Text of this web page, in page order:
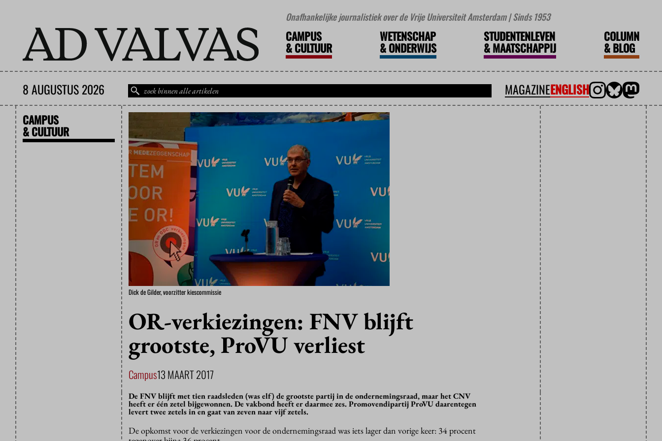
Onafhankelijke journalistiek over de Vrije Universiteit Amsterdam | Sinds 1953
CAMPUS
&CULTUUR
WETENSCHAP
&ONDERWIJS
STUDENTENLEVEN
&MAATSCHAPPIJ
COLUMN
&BLOG
8 AUGUSTUS 2026 MAGAZINEENGLISH
CAMPUS
& CULTUUR
Dick de Gilder, voorzitter kiescommissie
OR-verkiezingen: FNV blijft
grootste, ProVU verliest
Campus13 MAART 2017
De FNV blijft met tien raadsleden (was elf) de grootste partij in de ondernemingsraad, maar het CNV
heeft er één zetel bijgewonnen. De vakbond heeft er daarmee zes. Promovendipartij ProVU daarentegen
levert twee zetels in en gaat van zeven naar vijf zetels.
De opkomst voor de verkiezingen voor de ondernemingsraad was iets lager dan vorige keer: 34 procent